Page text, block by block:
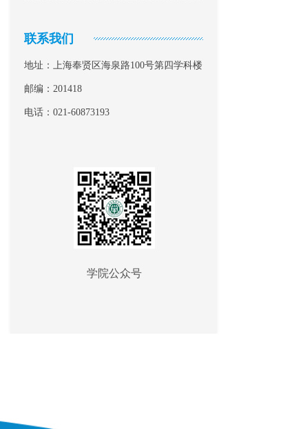
联系我们
地址：上海奉贤区海泉路100号第四学科楼
邮编：201418
电话：021-60873193
学院公众号